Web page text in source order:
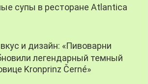
супы в ресторане Atlantica
и дизайн: «Пивоварни
легендарный темный
Kronprinz Černé»